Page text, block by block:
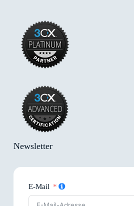
Newsletter
E-Mail